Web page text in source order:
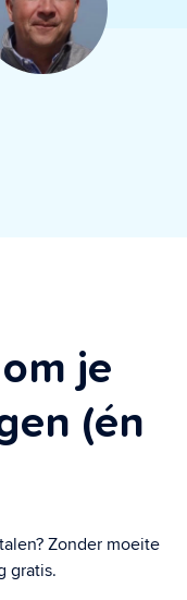
je
(én
Zonder moeite
gratis.